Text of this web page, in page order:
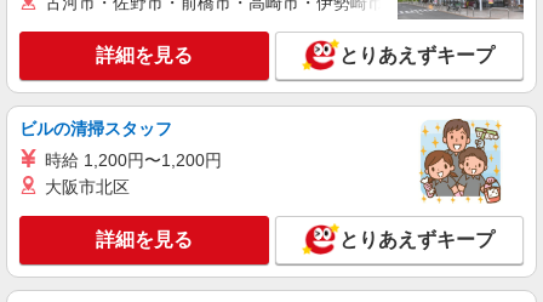
キープ
ソフトバンク守谷店
ソフトバンクショップの携帯販売スタッフ
月給 185,000円 〜 240,000円 試用期間あり 6
ヶ月 ※経験・能力による 【試用期間】月給
■ソフトバンク守谷店 茨城県 守谷市 松ケ丘1
丁目 4‐2 松ヶ丘ビル1F
キープ 詳細を見る
詳細を見る とりあえずキープ
ビルの清掃スタッフ
時給 1,200円〜1,200円
大阪市北区
詳細を見る とりあえずキープ